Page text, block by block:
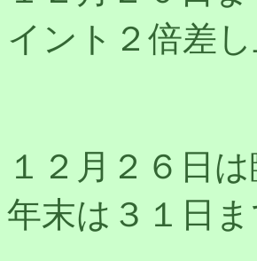
イント２倍差
１２月２６日
年末は３１日